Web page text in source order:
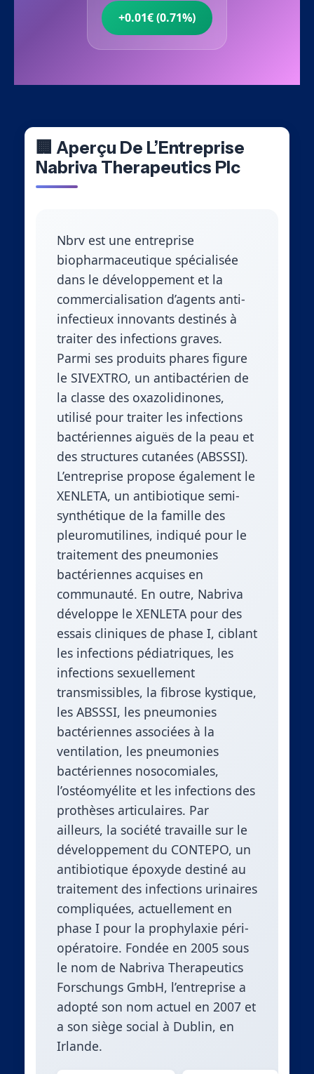
+0.01€ (0.71%)
🏢 Aperçu De L’Entreprise
Nabriva Therapeutics Plc
Nbrv est une entreprise
biopharmaceutique spécialisée
dans le développement et la
commercialisation d’agents anti-
infectieux innovants destinés à
traiter des infections graves.
Parmi ses produits phares figure
le SIVEXTRO, un antibactérien de
la classe des oxazolidinones,
utilisé pour traiter les infections
bactériennes aiguës de la peau et
des structures cutanées (ABSSSI).
L’entreprise propose également le
XENLETA, un antibiotique semi-
synthétique de la famille des
pleuromutilines, indiqué pour le
traitement des pneumonies
bactériennes acquises en
communauté. En outre, Nabriva
développe le XENLETA pour des
essais cliniques de phase I, ciblant
les infections pédiatriques, les
infections sexuellement
transmissibles, la fibrose kystique,
les ABSSSI, les pneumonies
bactériennes associées à la
ventilation, les pneumonies
bactériennes nosocomiales,
l’ostéomyélite et les infections des
prothèses articulaires. Par
ailleurs, la société travaille sur le
développement du CONTEPO, un
antibiotique époxyde destiné au
traitement des infections urinaires
compliquées, actuellement en
phase I pour la prophylaxie péri-
opératoire. Fondée en 2005 sous
le nom de Nabriva Therapeutics
Forschungs GmbH, l’entreprise a
adopté son nom actuel en 2007 et
a son siège social à Dublin, en
Irlande.